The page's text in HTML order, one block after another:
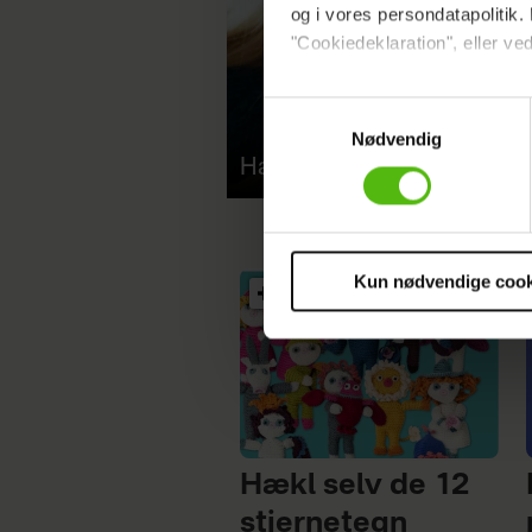
og i vores
"Cookiedeklaration", eller
Dine valg anvendes på hele
Vi ønsker dit samtykke til at
Vi anvender egne cookies
sociale medier.
cookies,
voresprivatlivspolitik
Nødvendig
Kun nødvendige
Hæklet pyntetørklæde
Hækl selv de 12
stjernetegn